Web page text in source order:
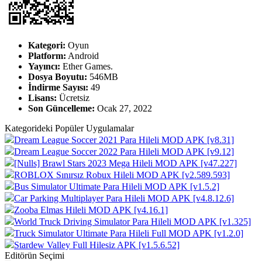
Kategori: Oyun
Platform: Android
Yayıncı: Ether Games.
Dosya Boyutu: 546MB
İndirme Sayısı: 49
Lisans: Ücretsiz
Son Güncelleme: Ocak 27, 2022
Kategorideki Popüler Uygulamalar
Dream League Soccer 2021 Para Hileli MOD APK [v8.31]
Dream League Soccer 2022 Para Hileli MOD APK [v9.12]
[Nulls] Brawl Stars 2023 Mega Hileli MOD APK [v47.227]
ROBLOX Sınırsız Robux Hileli MOD APK [v2.589.593]
Bus Simulator Ultimate Para Hileli MOD APK [v1.5.2]
Car Parking Multiplayer Para Hileli MOD APK [v4.8.12.6]
Zooba Elmas Hileli MOD APK [v4.16.1]
World Truck Driving Simulator Para Hileli MOD APK [v1.325]
Truck Simulator Ultimate Para Hileli Full MOD APK [v1.2.0]
Stardew Valley Full Hilesiz APK [v1.5.6.52]
Editörün Seçimi